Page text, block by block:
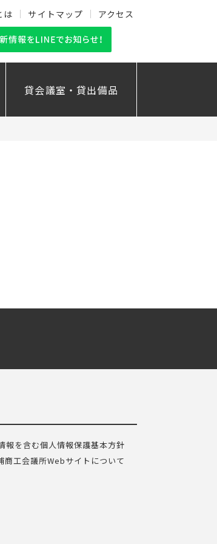
は サイトマップ アクセス
貸会議室・貸出備品
報を含む個人情報保護基本方針
商工会議所Webサイトについて